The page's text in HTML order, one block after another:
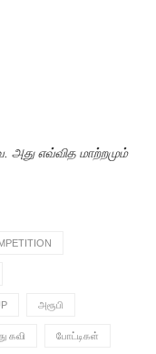
அது எவ்வித மாற்றமும்
அரூபி
கவி போட்டிகள்